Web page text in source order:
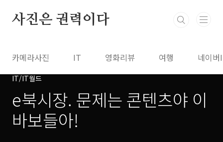
사진은 권력이다
카메라사진 IT 영화리뷰 여행 네이
IT/IT월드
e북시장. 문제는 콘텐츠야 이
바보들아!